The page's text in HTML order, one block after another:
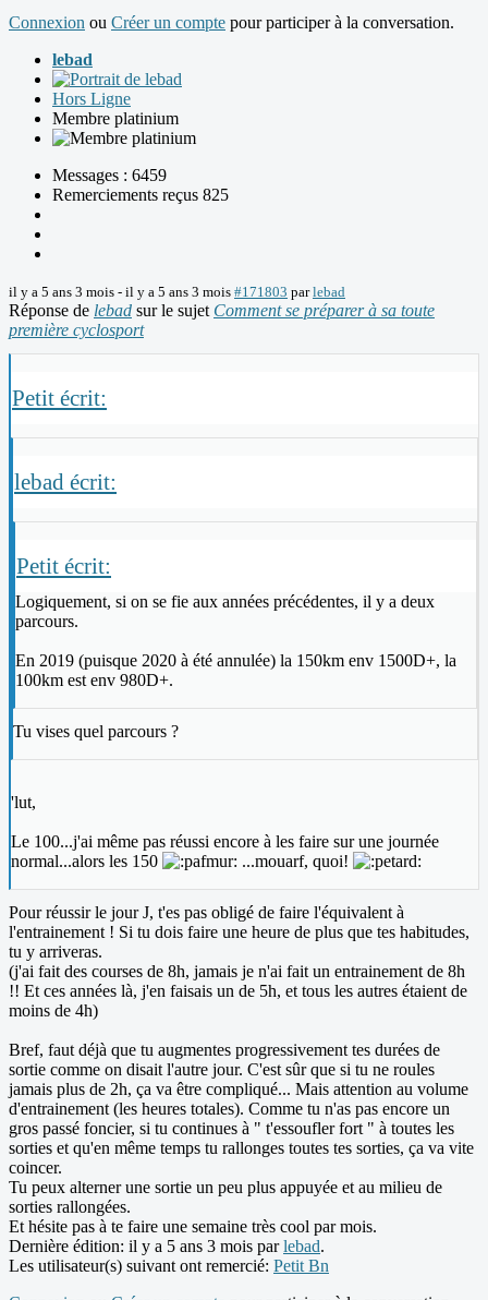
Connexion ou Créer un compte pour participer à la conversation.
lebad
Hors Ligne
Membre platinium
Messages : 6459
Remerciements reçus 825
il y a 5 ans 3 mois - il y a 5 ans 3 mois #171803 parlebad
Réponse de lebad sur le sujet Comment se préparer à sa toute
première cyclosport
Petit écrit:
lebad écrit:
Petit écrit:
Logiquement, si on se fie aux années précédentes, il y a deux
parcours.
En 2019 (puisque 2020 à été annulée) la 150km env 1500D+, la
100km est env 980D+.
Tu vises quel parcours ?
'lut,
Le 100...j'ai même pas réussi encore à les faire sur une journée
normal...alors les 150
...mouarf, quoi!
Pour réussir le jour J, t'es pas obligé de faire l'équivalent à
l'entrainement ! Si tu dois faire une heure de plus que tes habitudes,
tu y arriveras.
(j'ai fait des courses de 8h, jamais je n'ai fait un entrainement de 8h
!! Et ces années là, j'en faisais un de 5h, et tous les autres étaient de
moins de 4h)
Bref, faut déjà que tu augmentes progressivement tes durées de
sortie comme on disait l'autre jour. C'est sûr que si tu ne roules
jamais plus de 2h, ça va être compliqué... Mais attention au volume
d'entrainement (les heures totales). Comme tu n'as pas encore un
gros passé foncier, si tu continues à " t'essoufler fort " à toutes les
sorties et qu'en même temps tu rallonges toutes tes sorties, ça va vite
coincer.
Tu peux alterner une sortie un peu plus appuyée et au milieu de
sorties rallongées.
Et hésite pas à te faire une semaine très cool par mois.
Dernière édition: il y a 5 ans 3 mois parlebad.
Les utilisateur(s) suivant ont remercié: Petit Bn